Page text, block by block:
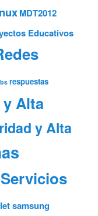
MDT2012
Educativos
respuestas
Alta
y Alta
samsung